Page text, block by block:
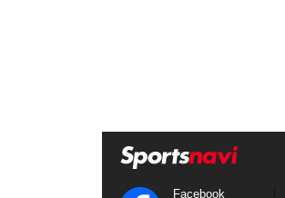
Facebook